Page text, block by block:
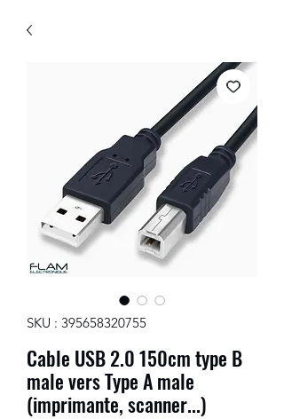
SKU : 395658320755
Cable USB 2.0 150cm type B
male vers Type A male
(imprimante, scanner...)